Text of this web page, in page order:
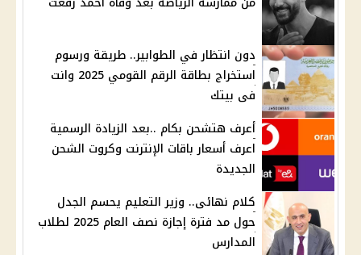
دون انتظار في الطوابير.. طريقة ورسوم
استخراج بطاقة الرقم القومي 2025 وانت
فى بيتك
أعرف هتشحن بكام ..بعد الزيادة الرسمية
اعرف أسعار باقات الإنترنت وكروت الشحن
الجديدة
كلام نهائى.. وزير التعليم يحسم الجدل
حول مد فترة إجازة نصف العام 2025 لطلاب
المدارس